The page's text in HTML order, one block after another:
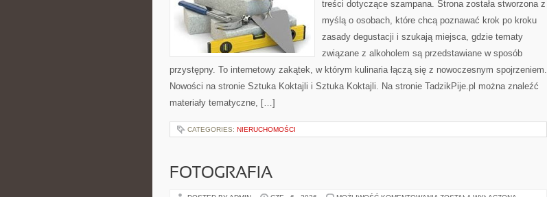
treści dotyczące szampana. Strona została stworzona z
myślą o osobach, które chcą poznawać krok po kroku
zasady degustacji i szukają miejsca, gdzie tematy
związane z alkoholem są przedstawiane w sposób
przystępny. To internetowy zakątek, w którym kulinaria łączą się z nowoczesnym spojrzeniem.
Nowości na stronie Sztuka Koktajli i Sztuka Koktajli. Na stronie TadzikPije.pl można znaleźć
materiały tematyczne, […]
CATEGORIES: NIERUCHOMOŚCI
FOTOGRAFIA